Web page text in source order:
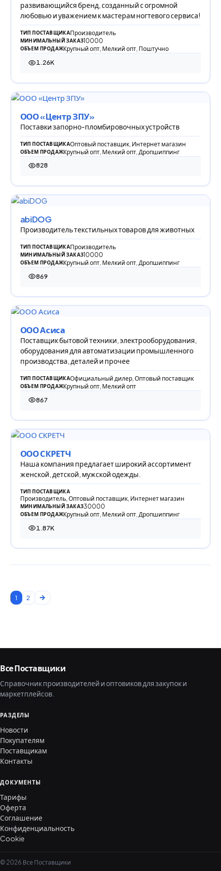
развивающийся бренд, созданный с огромной
любовью и уважением к мастерам ногтевого сервиса!
ТИП ПОСТАВЩИКАПроизводитель
МИНИМАЛЬНЫЙ ЗАКАЗ10000
ОБЪЕМ ПРОДАЖКрупный опт, Мелкий опт, Поштучно
1.26K
1 258 просмотров
ООО «Центр ЗПУ»
Поставки запорно-пломбировочных устройств
ТИП ПОСТАВЩИКАОптовый поставщик, Интернет магазин
ОБЪЕМ ПРОДАЖКрупный опт, Мелкий опт, Дропшиппинг
828
828 просмотров
abiDOG
Производитель текстильных товаров для животных
ТИП ПОСТАВЩИКАПроизводитель
МИНИМАЛЬНЫЙ ЗАКАЗ10000
ОБЪЕМ ПРОДАЖКрупный опт, Мелкий опт, Дропшиппинг
869
869 просмотров
ООО Асиса
Поставщик бытовой техники, электрооборудования,
оборудования для автоматизации промышленного
производства, деталей и прочее
ТИП ПОСТАВЩИКАОфициальный дилер, Оптовый поставщик
ОБЪЕМ ПРОДАЖКрупный опт, Мелкий опт
867
867 просмотров
ООО СКРЕТЧ
Наша компания предлагает широкий ассортимент
женской, детской, мужской одежды.
ТИП ПОСТАВЩИКА
Производитель, Оптовый поставщик, Интернет магазин
МИНИМАЛЬНЫЙ ЗАКАЗ30000
ОБЪЕМ ПРОДАЖКрупный опт, Мелкий опт, Дропшиппинг
1.87K
1 865 просмотров
1 2
Все Поставщики
Справочник производителей и оптовиков для закупок и
маркетплейсов.
РАЗДЕЛЫ
Новости
Покупателям
Поставщикам
Контакты
ДОКУМЕНТЫ
Тарифы
Оферта
Соглашение
Конфиденциальность
Cookie
© 2026 Все Поставщики